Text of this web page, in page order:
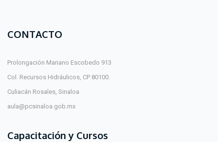
CONTACTO
Prolongación Mariano Escobedo 913
Col. Recursos Hidráulicos, CP 80100.
Culiacán Rosales, Sinaloa
aula@pcsinaloa.gob.mx
Capacitación y Cursos